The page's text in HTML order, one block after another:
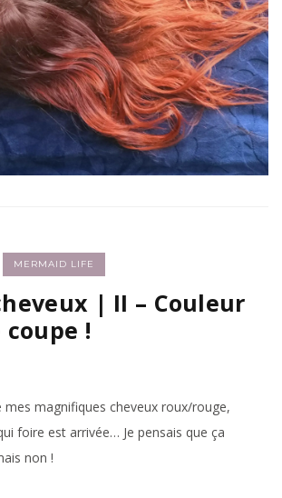
MERMAID LIFE
| II – Couleur
!
magnifiques cheveux roux/rouge,
foire est arrivée… Je pensais que ça
non !